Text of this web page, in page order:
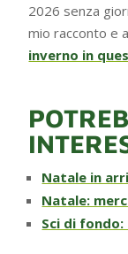
2026 senza
mio racconto e
inverno in
Natale in
Natale:
Sci di